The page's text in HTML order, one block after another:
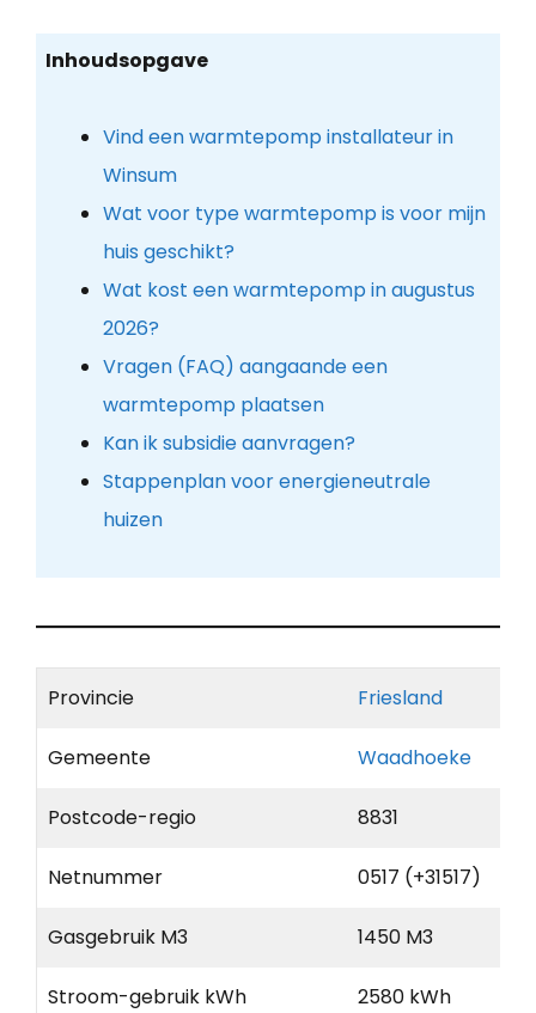
Inhoudsopgave
Vind een warmtepomp installateur in
Winsum
Wat voor type warmtepomp is voor mijn
huis geschikt?
Wat kost een warmtepomp in augustus
2026?
Vragen (FAQ) aangaande een
warmtepomp plaatsen
Kan ik subsidie aanvragen?
Stappenplan voor energieneutrale
huizen
Provincie Friesland
Gemeente Waadhoeke
Postcode-regio 8831
Netnummer 0517 (+31517)
Gasgebruik M3 1450 M3
Stroom-gebruik kWh 2580 kWh